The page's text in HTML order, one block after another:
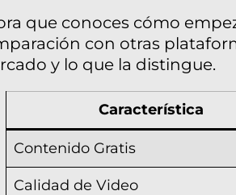
que conoces cómo
con otras
y lo que la distingue.
Característica
Contenido Gratis
Calidad de Video